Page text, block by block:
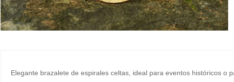
Elegante brazalete de espirales celtas, ideal para eventos históricos o